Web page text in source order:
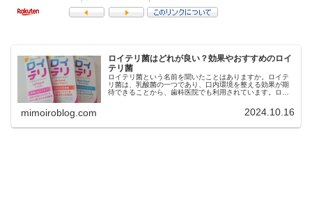
ロイテリ菌はどれが良い？効果やおすすめのロイ
テリ菌
ロイテリ菌という名前を聞いたことはありますか。ロイテ
リ菌は、乳酸菌の一つであり、口内環境を整える効果が期
待できることから、歯科医院でも利用されています。ロイ
mimoiroblog.com 2024.10.16